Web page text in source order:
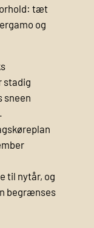
tæt
og
stadig
sneen
til nytår, og
begrænses